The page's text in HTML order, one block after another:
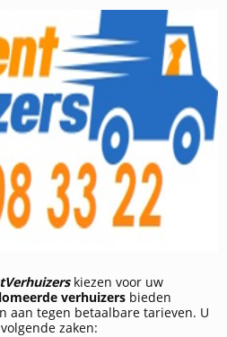
kiezen voor uw
verhuizers bieden
aan tegen betaalbare tarieven. U
zaken: